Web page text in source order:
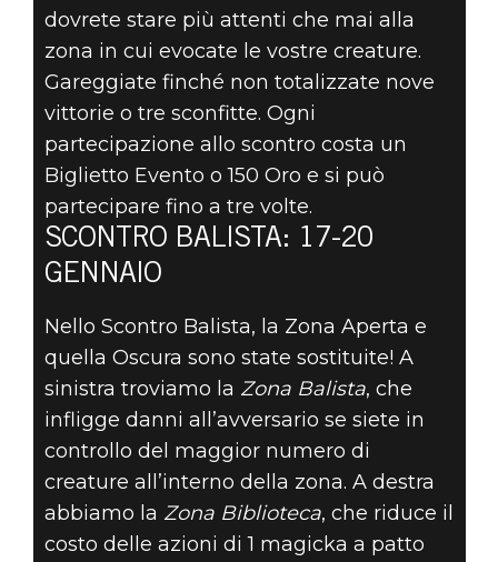
CONQUISTARE
LA ZONA NELLO
SCONTRO
BALISTA, CHE
AVRÀ INIZIO IL
17 GENNAIO!
dovrete stare più attenti che mai alla
zona in cui evocate le vostre creature.
Gareggiate finché non totalizzate nove
vittorie o tre sconfitte. Ogni
partecipazione allo scontro costa un
Biglietto Evento o 150 Oro e si può
partecipare fino a tre volte.
SCONTRO BALISTA: 17-20
GENNAIO
Nello Scontro Balista, la Zona Aperta e
quella Oscura sono state sostituite! A
sinistra troviamo la Zona Balista, che
infligge danni all’avversario se siete in
controllo del maggior numero di
creature all’interno della zona. A destra
abbiamo la Zona Biblioteca, che riduce il
costo delle azioni di 1 magicka a patto